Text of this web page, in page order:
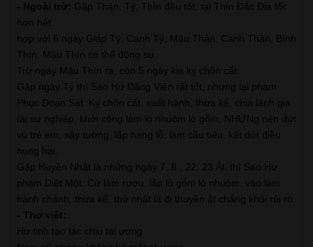
- Ngoài trừ: Gặp Thân, Tý, Thìn đều tốt, tại Thìn Đắc Địa tốt
hơn hết.
hợp với 6 ngày Giáp Tý, Canh Tý, Mậu Thân, Canh Thân, Bính
Thìn, Mậu Thìn có thể động sự.
Trừ ngày Mậu Thìn ra, còn 5 ngày kia kỵ chôn cất.
Gặp ngày Tý thì Sao Hư Đăng Viên rất tốt, nhưng lại phạm
Phục Đoạn Sát: Kỵ chôn cất, xuất hành, thừa kế, chia lãnh gia
tài sự nghiệp, khởi công làm lò nhuộm lò gốm, NHƯNg nên dứt
vú trẻ em, xây tường, lấp hang lỗ, làm cầu tiêu, kết dứt điều
hung hại.
Gặp Huyền Nhật là những ngày 7, 8 , 22, 23 ÂL thì Sao Hư
phạm Diệt Một: Cử làm rượu, lập lò gốm lò nhuộm, vào làm
hành chánh, thừa kế, thứ nhất là đi thuyền ắt chẳng khỏi rủi ro.
- Thơ viết:
Hư tinh tạo tác chịu tai ương.